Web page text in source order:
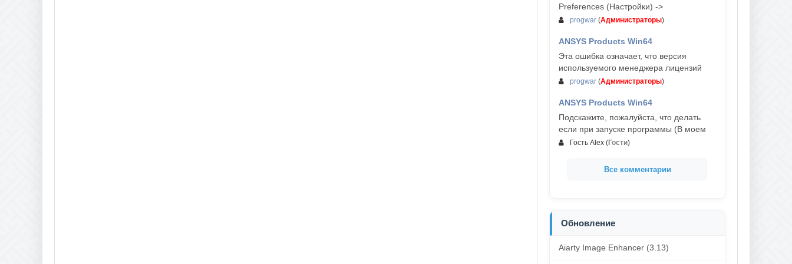
Preferences (Настройки) ->
progwar (Администраторы)
ANSYS Products Win64
Эта ошибка означает, что версия
используемого менеджера лицензий
progwar (Администраторы)
ANSYS Products Win64
Подскажите, пожалуйста, что делать
если при запуске программы (В моем
Гость Alex (Гости)
Все комментарии
Обновление
Aiarty Image Enhancer (3.13)